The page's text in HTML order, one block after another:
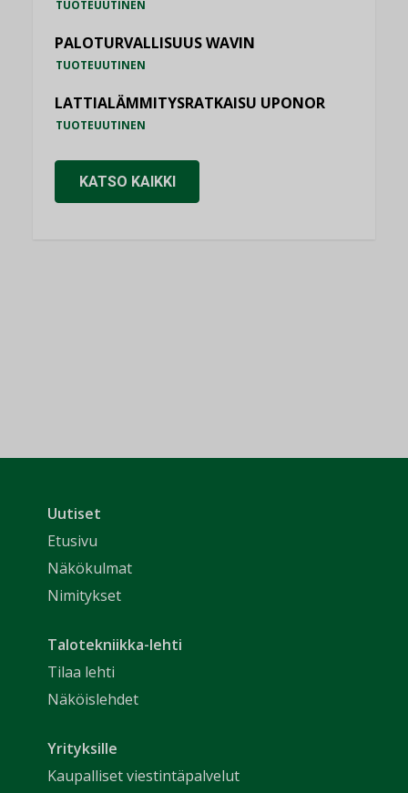
TUOTEUUTINEN
PALOTURVALLISUUS WAVIN
TUOTEUUTINEN
LATTIALÄMMITYSRATKAISU UPONOR
TUOTEUUTINEN
KATSO KAIKKI
Uutiset
Etusivu
Näkökulmat
Nimitykset
Talotekniikka-lehti
Tilaa lehti
Näköislehdet
Yrityksille
Kaupalliset viestintäpalvelut